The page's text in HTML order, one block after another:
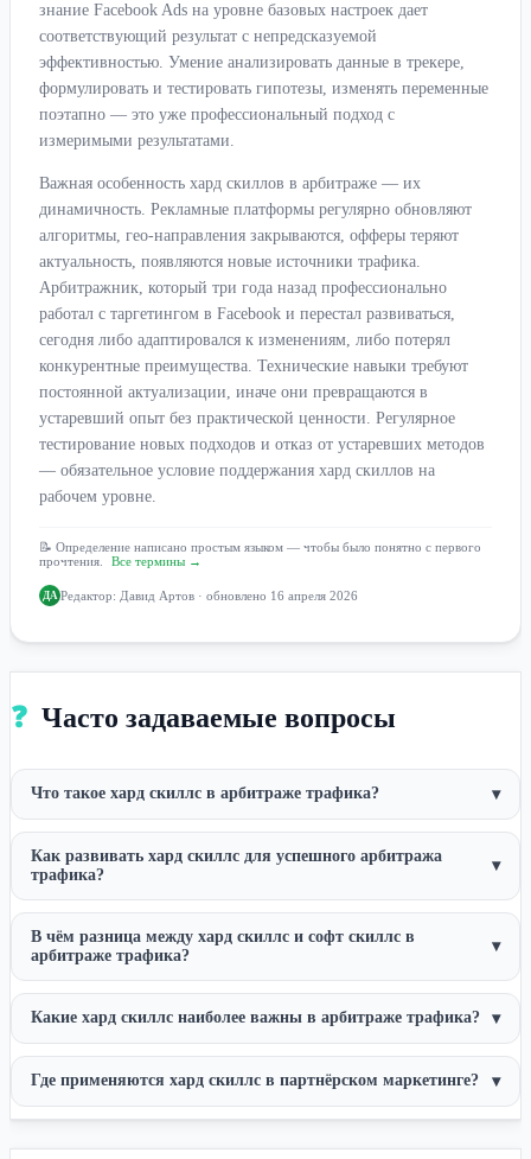
знание Facebook Ads на уровне базовых настроек дает
соответствующий результат с непредсказуемой
эффективностью. Умение анализировать данные в трекере,
формулировать и тестировать гипотезы, изменять переменные
поэтапно — это уже профессиональный подход с
измеримыми результатами.
Важная особенность хард скиллов в арбитраже — их
динамичность. Рекламные платформы регулярно обновляют
алгоритмы, гео-направления закрываются, офферы теряют
актуальность, появляются новые источники трафика.
Арбитражник, который три года назад профессионально
работал с таргетингом в Facebook и перестал развиваться,
сегодня либо адаптировался к изменениям, либо потерял
конкурентные преимущества. Технические навыки требуют
постоянной актуализации, иначе они превращаются в
устаревший опыт без практической ценности. Регулярное
тестирование новых подходов и отказ от устаревших методов
— обязательное условие поддержания хард скиллов на
рабочем уровне.
📝 Определение написано простым языком — чтобы было понятно с первого
прочтения.
Все термины →
ДА Редактор: Давид Артов · обновлено 16 апреля 2026
❓ Часто задаваемые вопросы
Что такое хард скиллс в арбитраже трафика? ▾
Как развивать хард скиллс для успешного арбитража
трафика?
▾
В чём разница между хард скиллс и софт скиллс в
арбитраже трафика?
▾
Какие хард скиллс наиболее важны в арбитраже трафика? ▾
Где применяются хард скиллс в партнёрском маркетинге? ▾